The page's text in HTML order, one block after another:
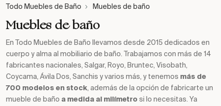
Todo Muebles de Baño Muebles de baño
Muebles de baño
En Todo Muebles de Baño llevamos desde 2015 dedicados en
cuerpo y alma al mobiliario de baño. Trabajamos con más de 14
fabricantes nacionales, Salgar, Royo, Bruntec, Visobath,
Coycama, Ávila Dos, Sanchis y varios más, y tenemos más de
700 modelos en stock, además de la opción de fabricarte un
mueble de baño a medida al milímetro si lo necesitas. Ya